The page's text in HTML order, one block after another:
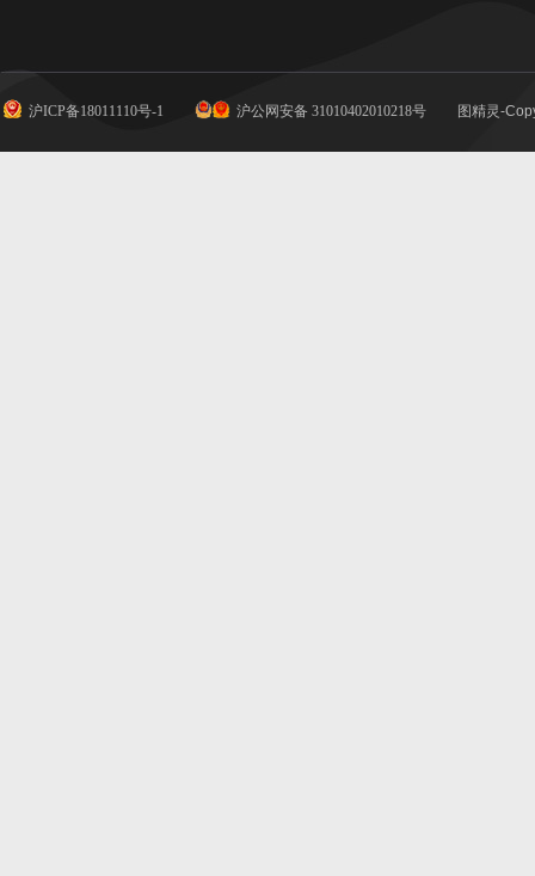
沪ICP备18011110号-1 沪公网安备 31010402010218号 图精灵-